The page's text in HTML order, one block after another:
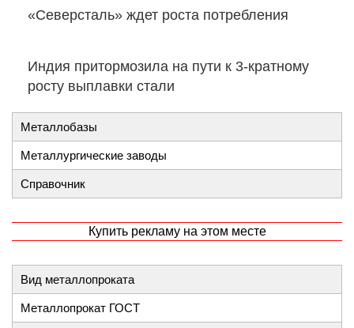
«Северсталь» ждет роста потребления
Индия притормозила на пути к 3-кратному
росту выплавки стали
Металлобазы
Металлургические заводы
Справочник
Купить рекламу на этом месте
Вид металлопроката
Металлопрокат ГОСТ